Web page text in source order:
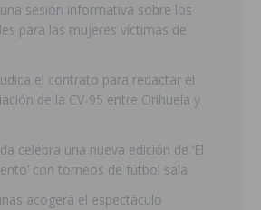
sesión informativa sobre los
para las mujeres víctimas de
el contrato para redactar el
de la CV-95 entre Orihuela y
celebra una nueva edición de ‘El
con torneos de fútbol sala
acogerá el espectáculo